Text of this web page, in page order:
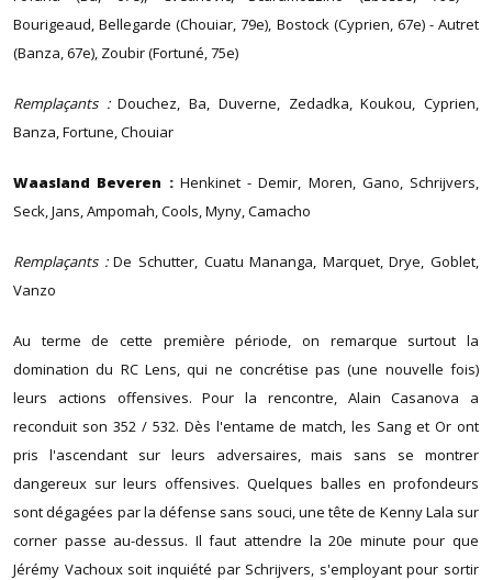
Bourigeaud, Bellegarde (Chouiar, 79e), Bostock (Cyprien, 67e) - Autret
(Banza, 67e), Zoubir (Fortuné, 75e)
Remplaçants :Douchez, Ba, Duverne, Zedadka, Koukou, Cyprien,
Banza, Fortune, Chouiar
Waasland Beveren : Henkinet - Demir, Moren, Gano, Schrijvers,
Seck, Jans, Ampomah, Cools, Myny, Camacho
Remplaçants :De Schutter, Cuatu Mananga, Marquet, Drye, Goblet,
Vanzo
Au terme de cette première période, on remarque surtout la
domination du RC Lens, qui ne concrétise pas (une nouvelle fois)
leurs actions offensives. Pour la rencontre, Alain Casanova a
reconduit son 352 / 532. Dès l'entame de match, les Sang et Or ont
pris l'ascendant sur leurs adversaires, mais sans se montrer
dangereux sur leurs offensives. Quelques balles en profondeurs
sont dégagées par la défense sans souci, une tête de Kenny Lala sur
corner passe au-dessus. Il faut attendre la 20e minute pour que
Jérémy Vachoux soit inquiété par Schrijvers, s'employant pour sortir